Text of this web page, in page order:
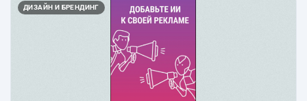
ДИЗАЙН И БРЕНДИНГ